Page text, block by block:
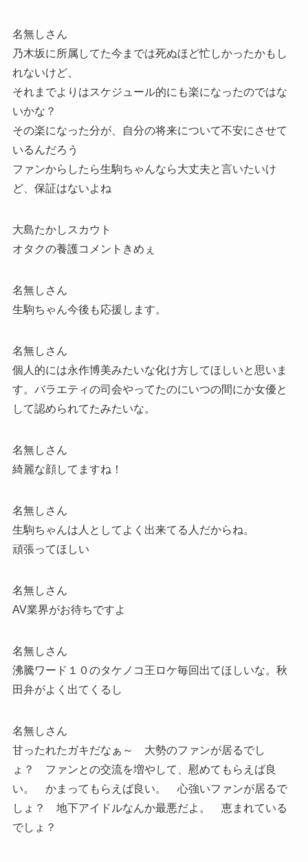
名無しさん
乃木坂に所属してた今までは死ぬほど忙しかったかもし
れないけど、
それまでよりはスケジュール的にも楽になったのではな
いかな？
その楽になった分が、自分の将来について不安にさせて
いるんだろう
ファンからしたら生駒ちゃんなら大丈夫と言いたいけ
ど、保証はないよね
大島たかしスカウト
オタクの養護コメントきめぇ
名無しさん
生駒ちゃん今後も応援します。
名無しさん
個人的には永作博美みたいな化け方してほしいと思いま
す。バラエティの司会やってたのにいつの間にか女優と
して認められてたみたいな。
名無しさん
綺麗な顔してますね！
名無しさん
生駒ちゃんは人としてよく出来てる人だからね。
頑張ってほしい
名無しさん
AV業界がお待ちですよ
名無しさん
沸騰ワード１０のタケノコ王ロケ毎回出てほしいな。秋
田弁がよく出てくるし
名無しさん
甘ったれたガキだなぁ～ 大勢のファンが居るでし
ょ？ ファンとの交流を増やして、慰めてもらえば良
い。 かまってもらえば良い。 心強いファンが居るで
しょ？ 地下アイドルなんか最悪だよ。 恵まれている
でしょ？